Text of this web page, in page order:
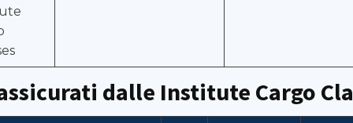
dalle Institute Cargo